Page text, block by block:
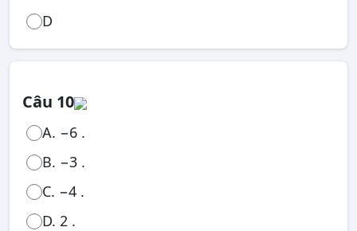
D
Câu 10
A. −6 .
B. −3 .
C. −4 .
D. 2 .